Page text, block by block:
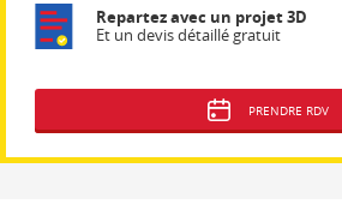
Repartez avec un projet 3D
Et un devis détaillé gratuit
PRENDRE RDV